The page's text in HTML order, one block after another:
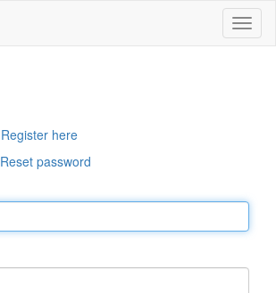
Register here
Reset password